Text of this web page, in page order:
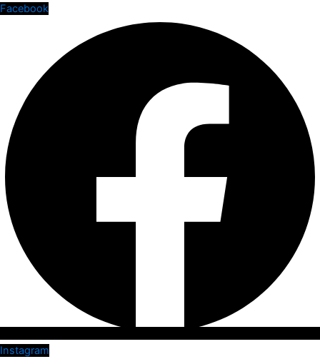
Facebook
Instagram